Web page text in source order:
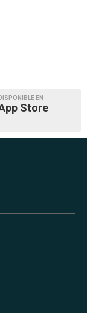
DISPONIBLE EN
Store